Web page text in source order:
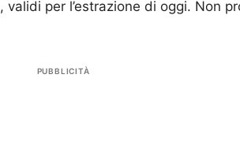
per l’estrazione di oggi. Non
PUBBLICITÀ